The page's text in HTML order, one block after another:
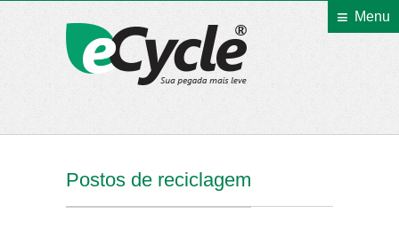
Menu
Postos de reciclagem